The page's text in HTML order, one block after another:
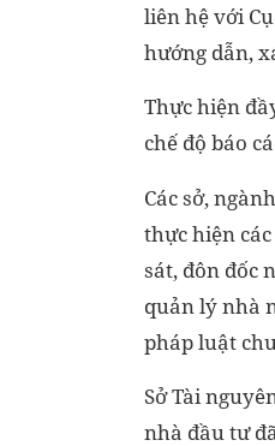
liên hệ với
hướng dẫn,
Thực hiện
chế độ báo
Các sở,
thực hiện
sát, đôn đốc
quản lý nhà
pháp luật
Sở Tài
nhà đầu tư